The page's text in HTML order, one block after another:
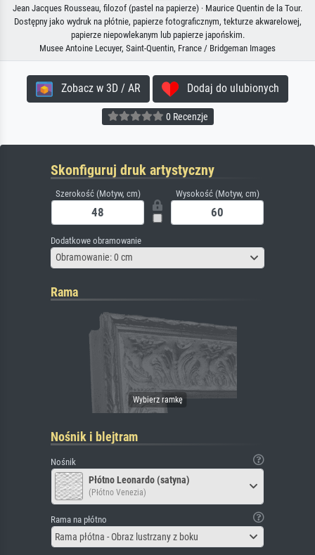
Jean Jacques Rousseau, filozof (pastel na papierze) · Maurice Quentin de la Tour.
Dostępny jako wydruk na płótnie, papierze fotograficznym, tekturze akwarelowej,
papierze niepowlekanym lub papierze japońskim.
Musee Antoine Lecuyer, Saint-Quentin, France / Bridgeman Images
Zobacz w 3D / AR Dodaj do ulubionych
0 Recenzje
Skonfiguruj druk artystyczny
Szerokość (Motyw, cm) Wysokość (Motyw, cm)
Dodatkowe obramowanie
Obramowanie: 0 cm
Rama
Nośnik i blejtram
Nośnik
Płótno Leonardo (satyna)
(Płótno Venezia)
Rama na płótno
Rama płótna - Obraz lustrzany z boku